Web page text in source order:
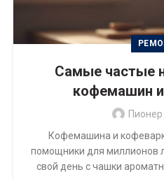
Самые частые
кофемашин
Кофемашина и
помощники для миллионов
свой день с чашки